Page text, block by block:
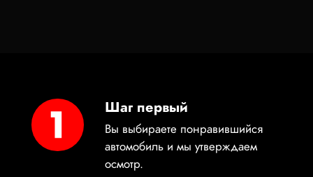
Шаг первый
Вы выбираете понравившийся
автомобиль и мы утверждаем
осмотр.